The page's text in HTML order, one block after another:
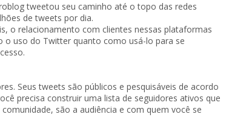
tweetou seu caminho até o topo das redes
de tweets por dia.
o relacionamento com clientes nessas plataformas
o uso do Twitter quanto como usá-lo para se
Seus tweets são públicos e pesquisáveis de acordo
precisa construir uma lista de seguidores ativos que
são a audiência e com quem você se